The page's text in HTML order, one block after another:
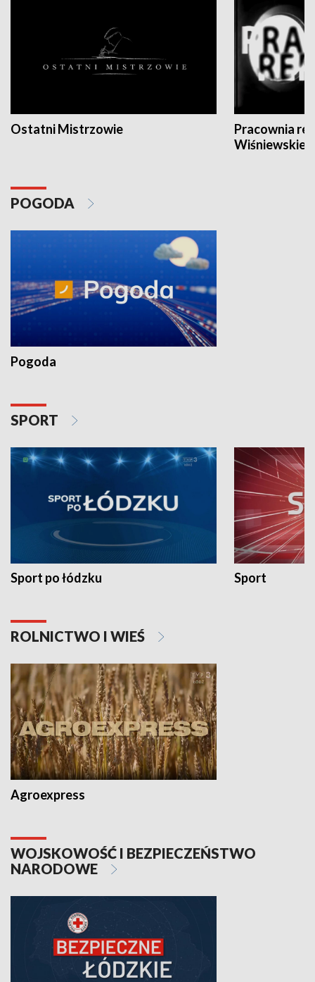
Ostatni Mistrzowie
Pracownia
POGODA
Pogoda
SPORT
Sport po łódzku Sport
ROLNICTWO I WIEŚ
Agroexpress
WOJSKOWOŚĆ I BEZPIECZEŃSTWO
NARODOWE